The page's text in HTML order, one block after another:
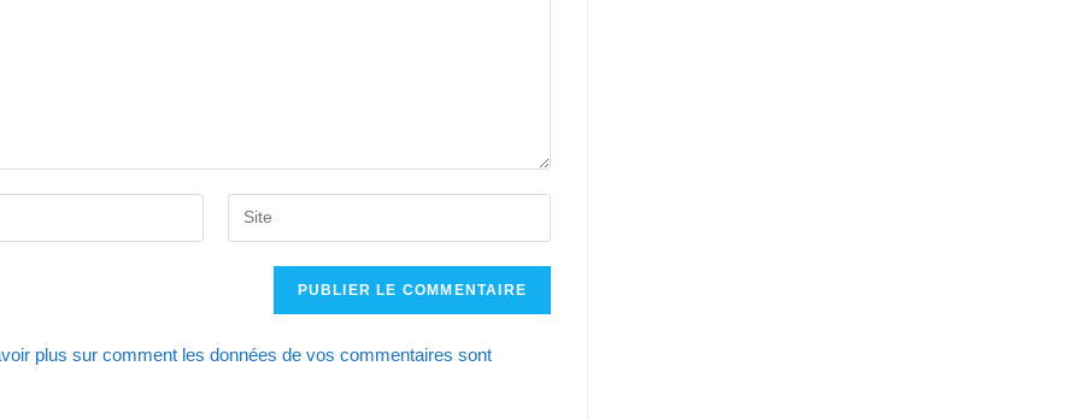
Saisir
l’URL
(facultatif)
plus sur comment les données de vos commentaires sont